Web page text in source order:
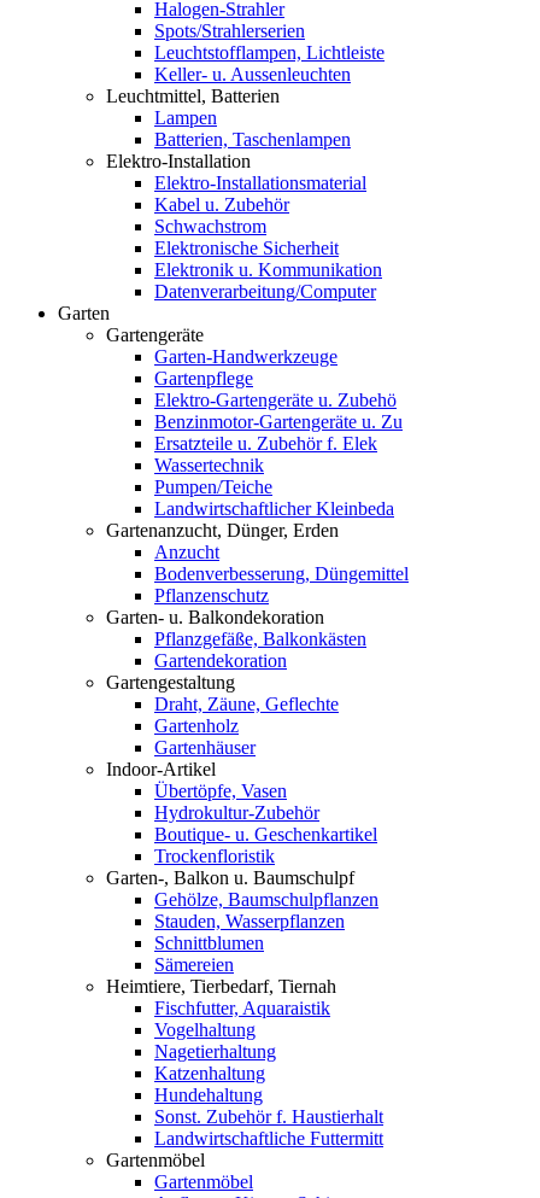
Halogen-Strahler
Spots/Strahlerserien
Leuchtstofflampen, Lichtleiste
Keller- u. Aussenleuchten
Leuchtmittel, Batterien
Lampen
Batterien, Taschenlampen
Elektro-Installation
Elektro-Installationsmaterial
Kabel u. Zubehör
Schwachstrom
Elektronische Sicherheit
Elektronik u. Kommunikation
Datenverarbeitung/Computer
Garten
Gartengeräte
Garten-Handwerkzeuge
Gartenpflege
Elektro-Gartengeräte u. Zubehö
Benzinmotor-Gartengeräte u. Zu
Ersatzteile u. Zubehör f. Elek
Wassertechnik
Pumpen/Teiche
Landwirtschaftlicher Kleinbeda
Gartenanzucht, Dünger, Erden
Anzucht
Bodenverbesserung, Düngemittel
Pflanzenschutz
Garten- u. Balkondekoration
Pflanzgefäße, Balkonkästen
Gartendekoration
Gartengestaltung
Draht, Zäune, Geflechte
Gartenholz
Gartenhäuser
Indoor-Artikel
Übertöpfe, Vasen
Hydrokultur-Zubehör
Boutique- u. Geschenkartikel
Trockenfloristik
Garten-, Balkon u. Baumschulpf
Gehölze, Baumschulpflanzen
Stauden, Wasserpflanzen
Schnittblumen
Sämereien
Heimtiere, Tierbedarf, Tiernah
Fischfutter, Aquaraistik
Vogelhaltung
Nagetierhaltung
Katzenhaltung
Hundehaltung
Sonst. Zubehör f. Haustierhalt
Landwirtschaftliche Futtermitt
Gartenmöbel
Gartenmöbel